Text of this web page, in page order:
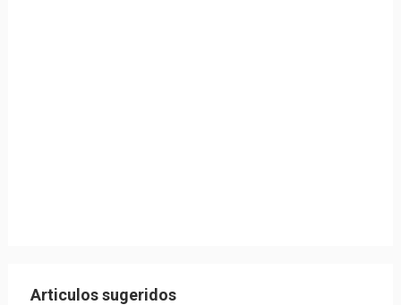
Articulos sugeridos